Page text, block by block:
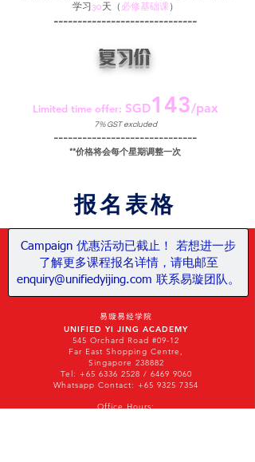
学习 30天（ 必修基础课）
------------------------------
复习价
Limited time offer: SGD143/pax
7% GST excluded
------------------------------
**​价格将会每个星期调整一次
报名表格
Singapore Office Address:
易璇易经学院
UNIFIED YI JING ACADEMY
545 Orchard Road #09-12
Far East Shopping Centre,
Singapore 238882
Tel: +65 6336 2528 / 6469 9060
Whatsapp Contact: +65 9325 7354
Office Hours:
Campaign 优惠活动已截止！ 若想进一步
了解更多课程报名详情，请电邮至
enquiry@unifiedyijing.com 联系易璇团队。